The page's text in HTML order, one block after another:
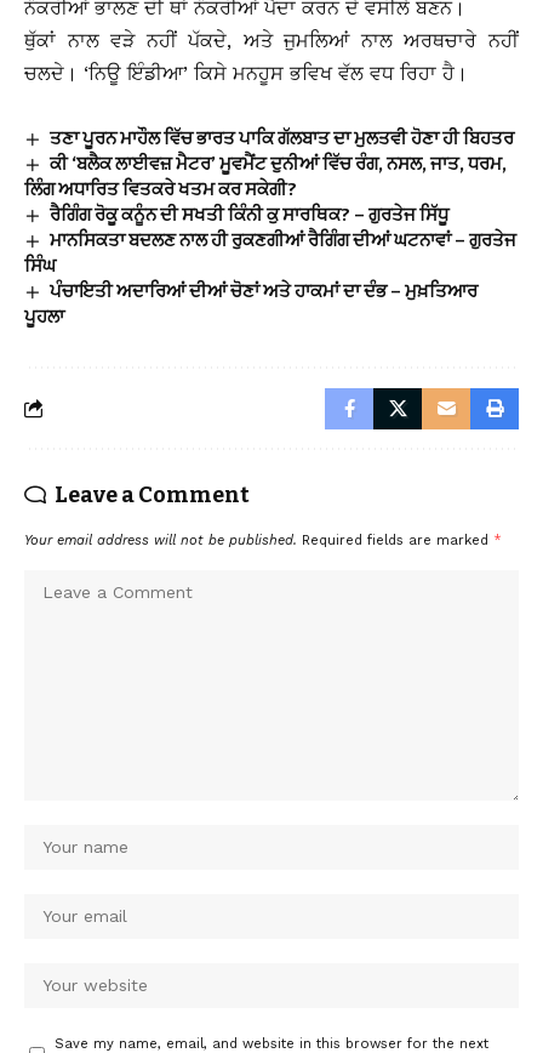
ਨੌਕਰੀਆਂ ਭਾਲਣ ਦੀ ਥਾਂ ਨੌਕਰੀਆਂ ਪੈਦਾ ਕਰਨ ਦੇ ਵਸੀਲੇ ਬਣਨ।
ਥੁੱਕਾਂ ਨਾਲ ਵੜੇ ਨਹੀਂ ਪੱਕਦੇ, ਅਤੇ ਜੁਮਲਿਆਂ ਨਾਲ ਅਰਥਚਾਰੇ ਨਹੀਂ
ਚਲਦੇ। ‘ਨਿਊ ਇੰਡੀਆ’ ਕਿਸੇ ਮਨਹੂਸ ਭਵਿਖ ਵੱਲ ਵਧ ਰਿਹਾ ਹੈ।
ਤਣਾ ਪੂਰਨ ਮਾਹੌਲ ਵਿੱਚ ਭਾਰਤ ਪਾਕਿ ਗੱਲਬਾਤ ਦਾ ਮੁਲਤਵੀ ਹੋਣਾ ਹੀ ਬਿਹਤਰ
ਕੀ ‘ਬਲੈਕ ਲਾਈਵਜ਼ ਮੈਟਰ’ ਮੂਵਮੈਂਟ ਦੁਨੀਆਂ ਵਿੱਚ ਰੰਗ, ਨਸਲ, ਜਾਤ, ਧਰਮ,
ਲਿੰਗ ਅਧਾਰਿਤ ਵਿਤਕਰੇ ਖਤਮ ਕਰ ਸਕੇਗੀ?
ਰੈਗਿੰਗ ਰੋਕੂ ਕਨੂੰਨ ਦੀ ਸਖਤੀ ਕਿੰਨੀ ਕੁ ਸਾਰਥਿਕ? – ਗੁਰਤੇਜ ਸਿੱਧੂ
ਮਾਨਸਿਕਤਾ ਬਦਲਣ ਨਾਲ ਹੀ ਰੁਕਣਗੀਆਂ ਰੈਗਿੰਗ ਦੀਆਂ ਘਟਨਾਵਾਂ – ਗੁਰਤੇਜ
ਸਿੰਘ
ਪੰਚਾਇਤੀ ਅਦਾਰਿਆਂ ਦੀਆਂ ਚੋਣਾਂ ਅਤੇ ਹਾਕਮਾਂ ਦਾ ਦੰਭ – ਮੁਖ਼ਤਿਆਰ
ਪੂਹਲਾ
Leave a Comment
Your email address will not be published. Required fields are marked *
Save my name, email, and website in this browser for the next